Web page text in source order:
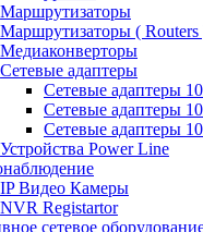
Маршрутизаторы
Маршрутизаторы ( Routers
Медиаконверторы
Сетевые адаптеры
Сетевые адаптеры
Сетевые адаптеры
Сетевые адаптеры
Устройства Power Line
IP Видео Камеры
NVR Registartor
сетевое